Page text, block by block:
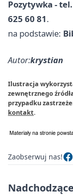
Pozytywka -
625 60 81.
na podstawie:
Autor:krystian
Ilustracja
zewnętrznego
przypadku
kontakt.
Zaobserwuj nas!